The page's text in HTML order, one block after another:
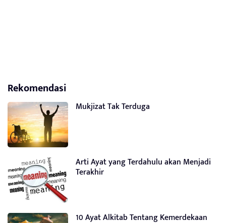
Rekomendasi
Mukjizat Tak Terduga
Arti Ayat yang Terdahulu akan Menjadi
Terakhir
10 Ayat Alkitab Tentang Kemerdekaan